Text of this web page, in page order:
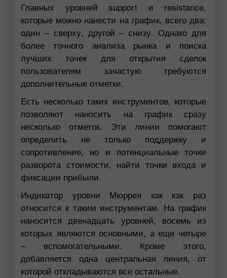
Главных уровней support и resistance,
которые можно нанести на график, всего два:
один – сверху, другой – снизу. Однако для
более точного анализа рынка и поиска
лучших точек для открытия сделок
пользователям зачастую требуются
дополнительные отметки.
Есть несколько таких инструментов, которые
позволяют наносить на график сразу
несколько отметок. Эти линии помогают
определить не только поддержку и
сопротивление, но и потенциальные точки
разворота стоимости, найти точки входа и
фиксации прибыли.
Индикатор уровни Мюррея как как раз
относится к таким инструментам. На график
наносится двенадцать уровней, восемь из
которых являются основными, а еще четыре
– вспомогательными. Кроме этого,
добавляется одна центральная линия, от
которой откладываются все остальные.